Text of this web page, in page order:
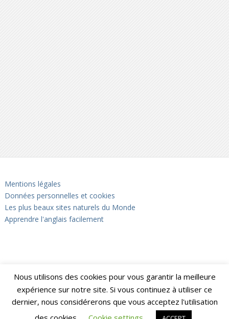
Mentions légales
Données personnelles et cookies
Les plus beaux sites naturels du Monde
Apprendre l'anglais facilement
Nous utilisons des cookies pour vous garantir la meilleure
expérience sur notre site. Si vous continuez à utiliser ce
dernier, nous considérerons que vous acceptez l'utilisation